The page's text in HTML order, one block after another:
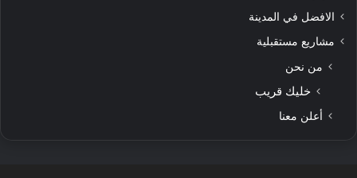
الافضل في المدينة
مشاريع مستقبلية
من نحن
خليك قريب
أعلن معنا